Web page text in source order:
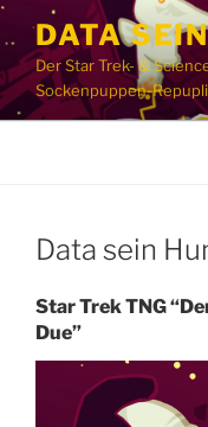
Zum
Inhalt
springen
DATA
Der Star Trek- &
Sockenpuppen-
Data sein
Star Trek TNG
Due”